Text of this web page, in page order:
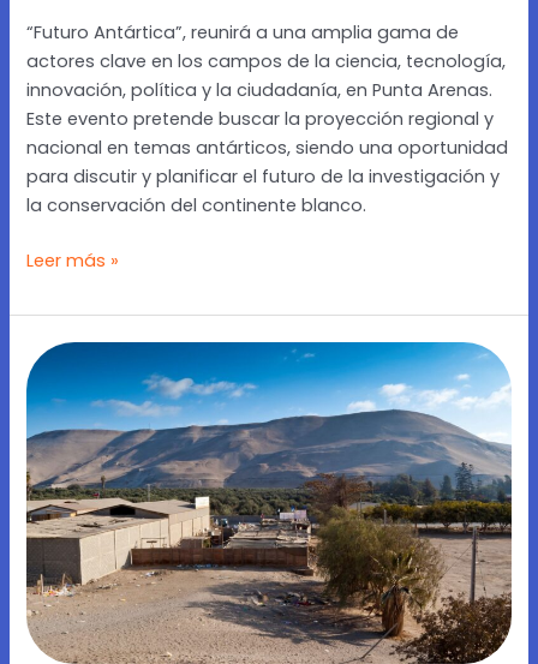
“Futuro Antártica”, reunirá a una amplia gama de
actores clave en los campos de la ciencia, tecnología,
innovación, política y la ciudadanía, en Punta Arenas.
Este evento pretende buscar la proyección regional y
nacional en temas antárticos, siendo una oportunidad
para discutir y planificar el futuro de la investigación y
la conservación del continente blanco.
Leer más »
[Cooperativa
Ciencia]
Encuentro
sobre
escasez
hídrica
reúne
mundo
público,
privado